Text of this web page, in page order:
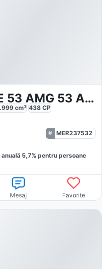
Mercedes-Benz GLE 53 AMG 53 AMG
cm³ 438 CP
MER237532
anuală 5,7% pentru persoane
Mesaj Favorite